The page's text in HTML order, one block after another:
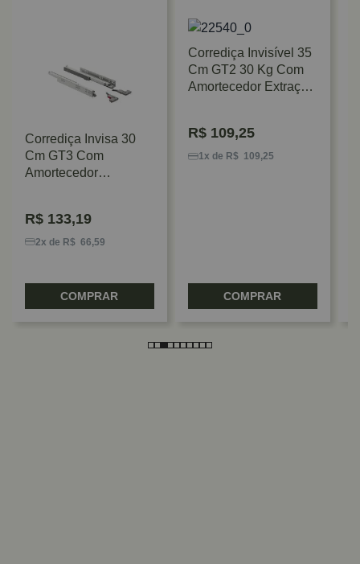
Corrediça Invisa 30
Cm GT3 Com
Amortecedor
R$ 133,19
2x de R$ 66,59
COMPRAR
Corrediça Invisível 35
Cm GT2 30 Kg Com
Amortecedor Extração
R$ 109,25
1x de R$ 109,25
COMPRAR